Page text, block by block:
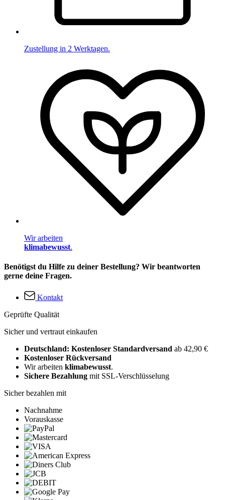
Zustellung in 2 Werktagen.
Wir arbeiten
klimabewusst.
Benötigst du Hilfe zu deiner Bestellung? Wir beantworten
gerne deine Fragen.
Kontakt
Geprüfte Qualität
Sicher und vertraut einkaufen
Deutschland: Kostenloser Standardversand ab 42,90 €
Kostenloser Rückversand
Wir arbeiten klimabewusst.
Sichere Bezahlung mit SSL-Verschlüsselung
Sicher bezahlen mit
Nachnahme
Vorauskasse